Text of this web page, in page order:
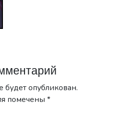
будет опубликован.
помечены *